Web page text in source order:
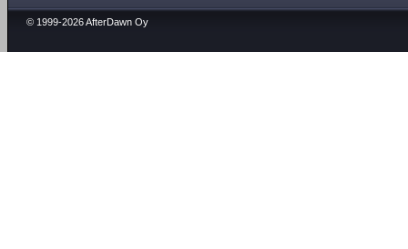
© 1999-2026 AfterDawn Oy